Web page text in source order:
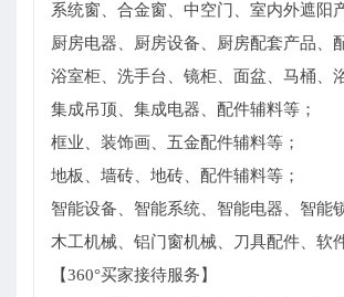
系统窗、合金窗、中空门、室内外遮阳
厨房电器、厨房设备、厨房配套产品、
浴室柜、洗手台、镜柜、面盆、马桶、
集成吊顶、集成电器、配件辅料等；
框业、装饰画、五金配件辅料等；
地板、墙砖、地砖、配件辅料等；
智能设备、智能系统、智能电器、智能
木工机械、铝门窗机械、刀具配件、软
【360°买家接待服务】